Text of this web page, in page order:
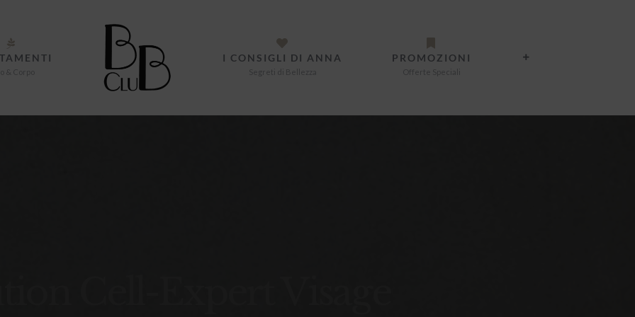
& Corpo
I CONSIGLI DI ANNA
Segreti di Bellezza
PROMOZIONI
Offerte Speciali